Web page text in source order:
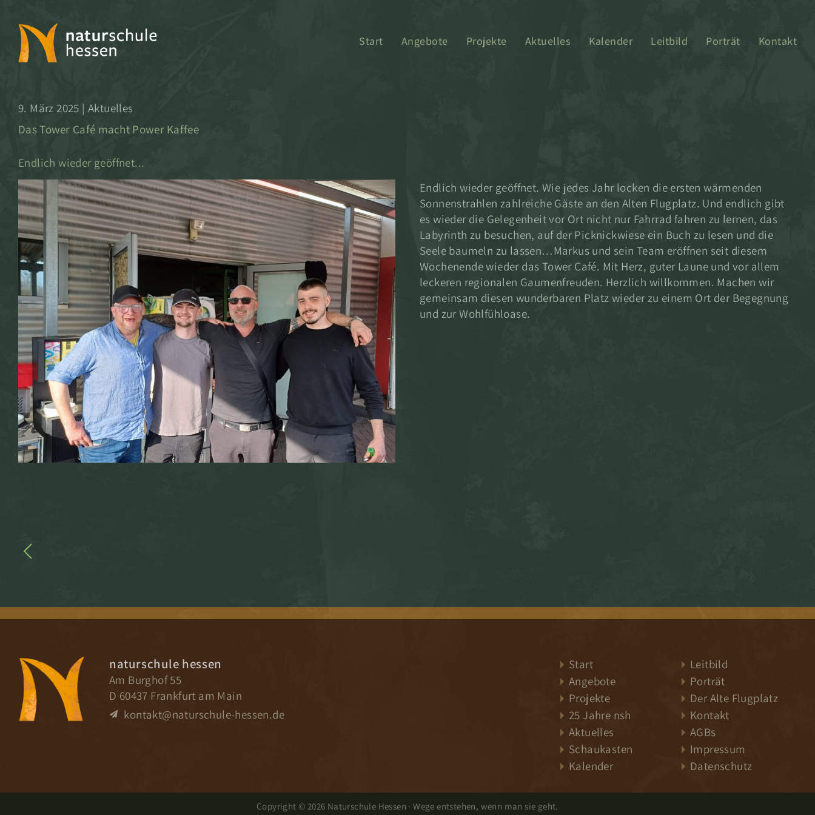
naturschule
hessen
Start Angebote Projekte Aktuelles Kalender Leitbild Porträt Kontakt
9. März 2025 | Aktuelles
Das Tower Café macht Power Kaffee
Endlich wieder geöffnet...
Endlich wieder geöffnet. Wie jedes Jahr locken die ersten wärmenden
Sonnenstrahlen zahlreiche Gäste an den Alten Flugplatz. Und endlich gibt
es wieder die Gelegenheit vor Ort nicht nur Fahrrad fahren zu lernen, das
Labyrinth zu besuchen, auf der Picknickwiese ein Buch zu lesen und die
Seele baumeln zu lassen…Markus und sein Team eröffnen seit diesem
Wochenende wieder das Tower Café. Mit Herz, guter Laune und vor allem
leckeren regionalen Gaumenfreuden. Herzlich willkommen. Machen wir
gemeinsam diesen wunderbaren Platz wieder zu einem Ort der Begegnung
und zur Wohlfühloase.
naturschule hessen
Am Burghof 55
D 60437 Frankfurt am Main
kontakt@naturschule-hessen.de
Start
Angebote
Projekte
25 Jahre nsh
Aktuelles
Schaukasten
Kalender
Leitbild
Porträt
Der Alte Flugplatz
Kontakt
AGBs
Impressum
Datenschutz
Copyright © 2026 Naturschule Hessen · Wege entstehen, wenn man sie geht.